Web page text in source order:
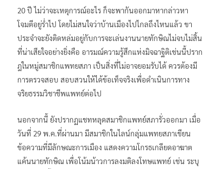
20 ปี ไม่ว่าจะเหตุการณ์อะไร ก็จะพากันออกมาหากล่าวหา
โจมตีอยู่ร่ำไป โดยไม่สนใจว่าบ้านเมืองไปไกลถึงไหนแล้ว ขา
ประจำจะยังติดหล่มอยู่กับการจะเล่นงานนายทักษิณไม่จบไม่สิ้น
ที่น่าเสียใจอย่างยิ่งคือ อารมณ์ความรู้สึกแห่งมิจฉาฐิติเช่นนี้ปราก
ฎในหมู่สมาชิกแพทยสภา เป็นสิ่งที่ไม่อาจยอมรับได้ ควรต้องมี
การตรวจสอบ สอบสวนให้ได้ข้อเท็จจริงเพื่อดำเนินการทาง
จริยธรรมวิชาชีพแพทย์ต่อไป
นอกจากนี้ ยังปรากฏแชทหลุดสมาชิกแพทย์สภารั่วออกมา เมื่อ
วันที่ 29 พ.ค.ที่ผ่านมา มีสมาชิกในไลน์กลุ่มแพทยสภาเขียน
ข้อความที่มีลักษณะการเมือง แสดงความโกรธเกลียดอาฆาต
แค้นนายทักษิณ เพื่อโน้มน้าวการลงมติลงโทษแพทย์ เช่น ระบุ